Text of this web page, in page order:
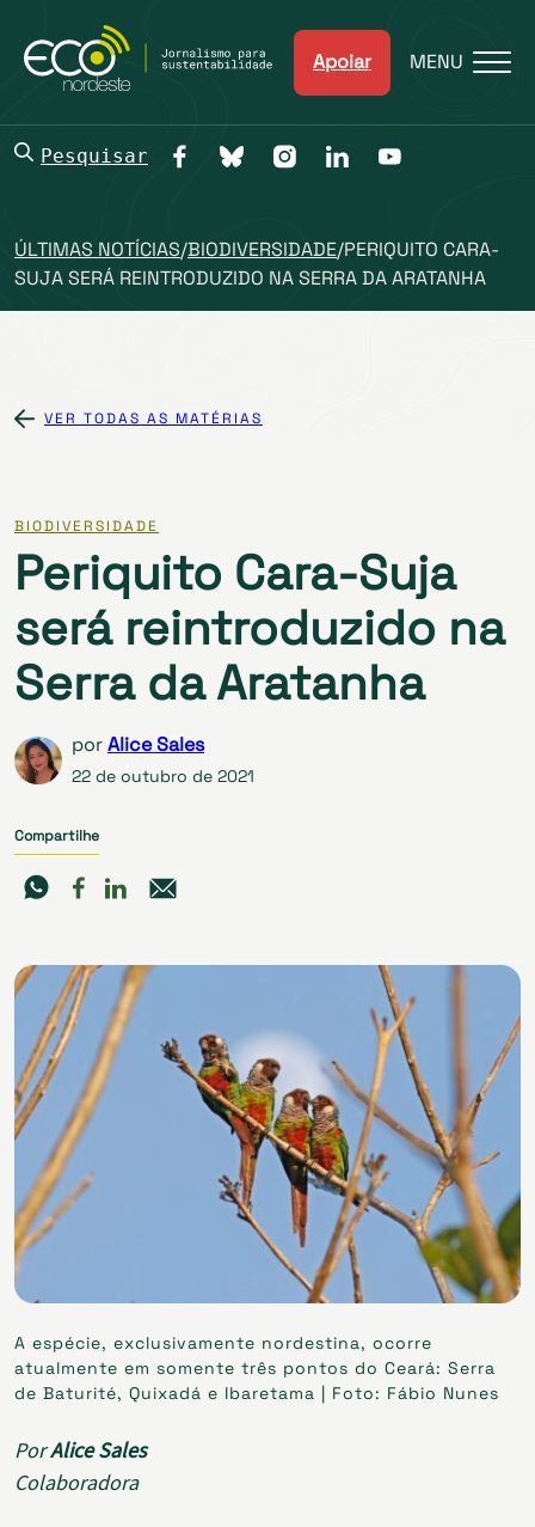
Apoiar MENU
Pesquisar
ÚLTIMAS NOTÍCIAS/BIODIVERSIDADE/PERIQUITO CARA-
SUJA SERÁ REINTRODUZIDO NA SERRA DA ARATANHA
VER TODAS AS MATÉRIAS
BIODIVERSIDADE
Periquito Cara-Suja
será reintroduzido na
Serra da Aratanha
porAlice Sales
22 de outubro de 2021
Compartilhe
A espécie, exclusivamente nordestina, ocorre
atualmente em somente três pontos do Ceará: Serra
de Baturité, Quixadá e Ibaretama | Foto: Fábio Nunes
PorAlice Sales
Colaboradora